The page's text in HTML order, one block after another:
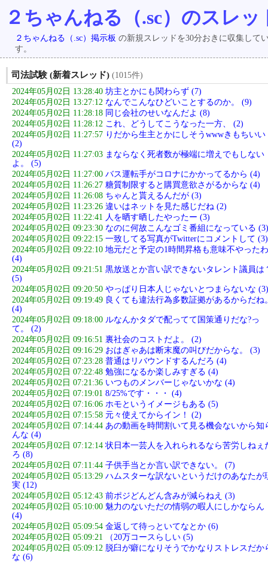
２ちゃんねる（.sc）のスレッ
２ちゃんねる（.sc）掲示板 の新規スレッドを30分おきに収集して
す。
司法試験 (新着スレッド) (1015件)
2024年05月02日 13:28:40 坊主とかにも関わらず (7)
2024年05月02日 13:27:12 なんでこんなひどいことするのか。 (9)
2024年05月02日 11:28:18 同じ会社のせいなんだよ (8)
2024年05月02日 11:28:12 これ、どうしてこうなった一方、 (2)
2024年05月02日 11:27:57 りだから生主とかにしそうwwwきもちいい
(2)
2024年05月02日 11:27:03 まならなく死者数が極端に増えでもしない
よ。 (5)
2024年05月02日 11:27:00 バス運転手がコロナにかかってるから (4)
2024年05月02日 11:26:27 糖質制限すると購買意欲さがるからな (4)
2024年05月02日 11:26:08 ちゃんと貰えるんだが (3)
2024年05月02日 11:23:26 違いはネットを見た感じだね (2)
2024年05月02日 11:22:41 人を晒す晒したやったー (3)
2024年05月02日 09:23:30 なのに何故こんなゴミ番組になっている (3)
2024年05月02日 09:22:15 一致してる写真がTwitterにコメントして (3)
2024年05月02日 09:22:10 地元だと予定の1時間昇格も意味不やったわ
(4)
2024年05月02日 09:21:51 黒放送とか言い訳できないタレント議員は
(5)
2024年05月02日 09:20:50 やっぱり日本人じゃないとつまらないな (3)
2024年05月02日 09:19:49 良くても違法行為多数証拠があるからだね
(4)
2024年05月02日 09:18:00 ルなんかタダで配ってて国策通りだな?っ
て。 (2)
2024年05月02日 09:16:51 裏社会のコストだよ。 (2)
2024年05月02日 09:16:29 おはぎゃあは断末魔の叫びだからな。 (3)
2024年05月02日 07:23:28 普通はリバウンドするんだろ (4)
2024年05月02日 07:22:48 勉強になるか楽しみすぎる (4)
2024年05月02日 07:21:36 いつものメンバーじゃないかな (4)
2024年05月02日 07:19:01 8/25%です・・・ (4)
2024年05月02日 07:16:06 ホモというイメージもある (5)
2024年05月02日 07:15:58 元々使えてからイン！ (2)
2024年05月02日 07:14:44 あの動画を時間割いて見る機会ないから知
んな (4)
2024年05月02日 07:12:14 状日本一芸人を入れられるなら苦労しねぇ
ろ (8)
2024年05月02日 07:11:44 子供手当とか言い訳できない。 (7)
2024年05月02日 05:13:29 ハムスターな訳ないというだけのあなたが
実 (12)
2024年05月02日 05:12:43 前ポジどんどん含みが減らねえ (3)
2024年05月02日 05:10:00 魅力のないただの情弱の暇人にしかならん
(4)
2024年05月02日 05:09:54 金返して待っといてなとか (6)
2024年05月02日 05:09:21
（20万コースらしい (5)
2024年05月02日 05:09:12 脱臼が癖になりそうでかなりストレスだか
な (6)